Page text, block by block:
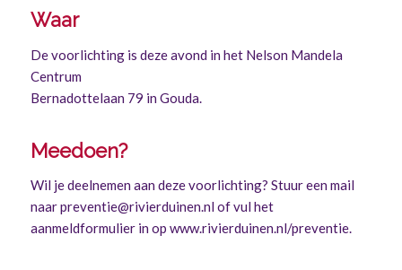
Waar
De voorlichting is deze avond in het Nelson Mandela
Centrum
Bernadottelaan 79 in Gouda.
Meedoen?
Wil je deelnemen aan deze voorlichting? Stuur een mail
naarpreventie@rivierduinen.nl of vul het
aanmeldformulier in op www.rivierduinen.nl/preventie.